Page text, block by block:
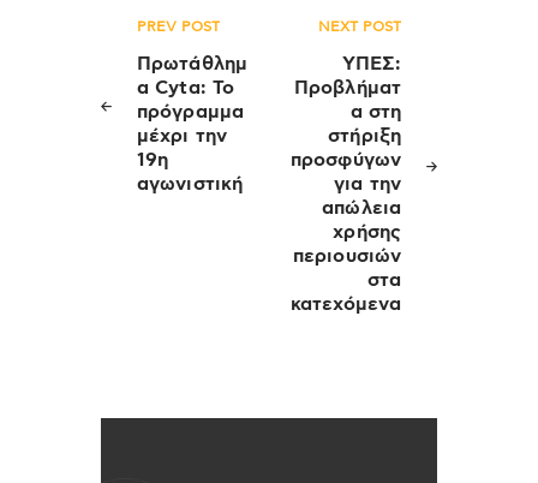
Πλοήγηση
άρθρων
PREV POST
Πρωτάθλημ
α Cyta: Το
πρόγραμμα
μέχρι την
19η
αγωνιστική
NEXT POST
ΥΠΕΣ:
Προβλήματ
α στη
στήριξη
προσφύγων
για την
απώλεια
χρήσης
περιουσιών
στα
κατεχόμενα